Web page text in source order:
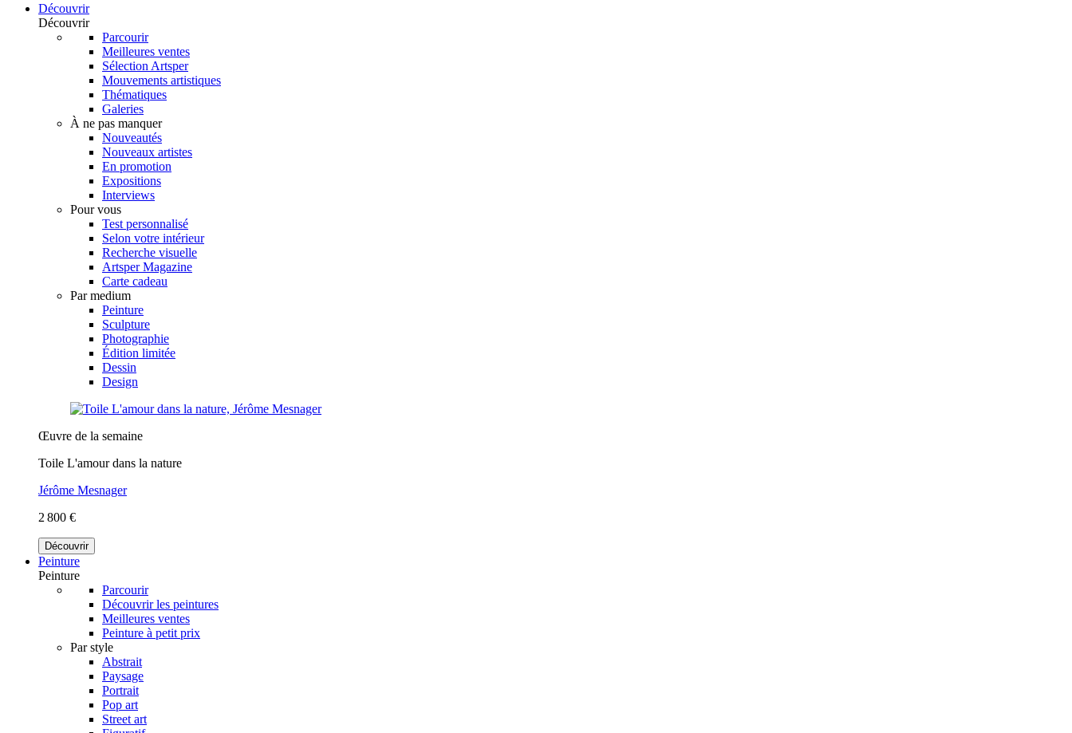
Découvrir
Découvrir
Parcourir
Meilleures ventes
Sélection Artsper
Mouvements artistiques
Thématiques
Galeries
À ne pas manquer
Nouveautés
Nouveaux artistes
En promotion
Expositions
Interviews
Pour vous
Test personnalisé
Selon votre intérieur
Recherche visuelle
Artsper Magazine
Carte cadeau
Par medium
Peinture
Sculpture
Photographie
Édition limitée
Dessin
Design
Œuvre de la semaine
Toile L'amour dans la nature
Jérôme Mesnager
2 800 €
Découvrir
Peinture
Peinture
Parcourir
Découvrir les peintures
Meilleures ventes
Peinture à petit prix
Par style
Abstrait
Paysage
Portrait
Pop art
Street art